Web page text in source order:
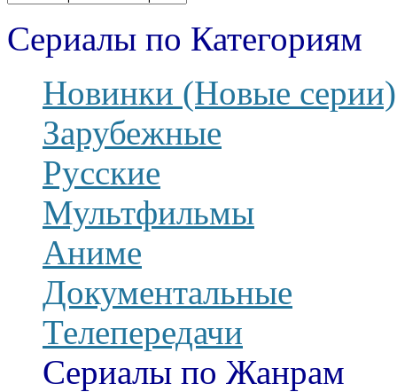
Сериалы по Категориям
Новинки (Новые серии)
Зарубежные
Русские
Мультфильмы
Аниме
Документальные
Телепередачи
Сериалы по Жанрам